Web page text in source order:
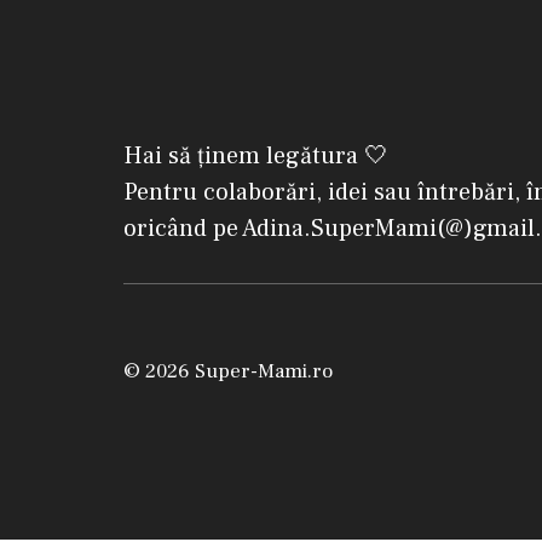
Hai să ținem legătura 🤍
Pentru colaborări, idei sau întrebări,
oricând pe
© 2026 Super-Mami.ro